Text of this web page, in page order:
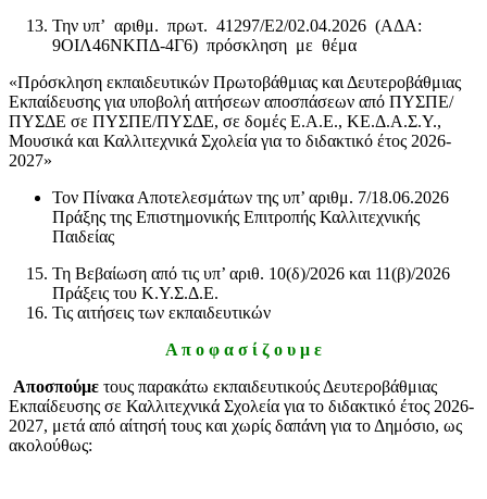
Την υπ’ αριθμ. πρωτ. 41297/E2/02.04.2026 (ΑΔΑ:
9ΟΙΛ46ΝΚΠΔ-4Γ6) πρόσκληση με θέμα
«Πρόσκληση εκπαιδευτικών Πρωτοβάθμιας και Δευτεροβάθμιας
Εκπαίδευσης για υποβολή αιτήσεων αποσπάσεων από ΠΥΣΠΕ/
ΠΥΣΔΕ σε ΠΥΣΠΕ/ΠΥΣΔΕ, σε δομές Ε.Α.Ε., ΚΕ.Δ.Α.Σ.Υ.,
Μουσικά και Καλλιτεχνικά Σχολεία για το διδακτικό έτος 2026-
2027»
Τον Πίνακα Αποτελεσμάτων της υπ’ αριθμ. 7/18.06.2026
Πράξης της Επιστημονικής Επιτροπής Καλλιτεχνικής
Παιδείας
Τη Βεβαίωση από τις υπ’ αριθ. 10(δ)/2026 και 11(β)/2026
Πράξεις του Κ.Υ.Σ.Δ.Ε.
Τις αιτήσεις των εκπαιδευτικών
Α π ο φ α σ ί ζ ο υ μ ε
Αποσπούμε τους παρακάτω εκπαιδευτικούς Δευτεροβάθμιας
Εκπαίδευσης σε Καλλιτεχνικά Σχολεία για το διδακτικό έτος 2026-
2027, μετά από αίτησή τους και χωρίς δαπάνη για το Δημόσιο, ως
ακολούθως: